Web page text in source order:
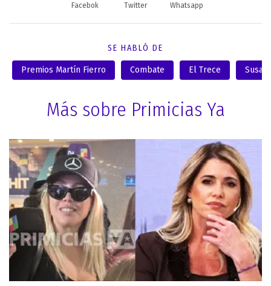
Facebok Twitter Whatsapp
SE HABLÓ DE
Premios Martín Fierro Combate El Trece
Más sobre Primicias Ya